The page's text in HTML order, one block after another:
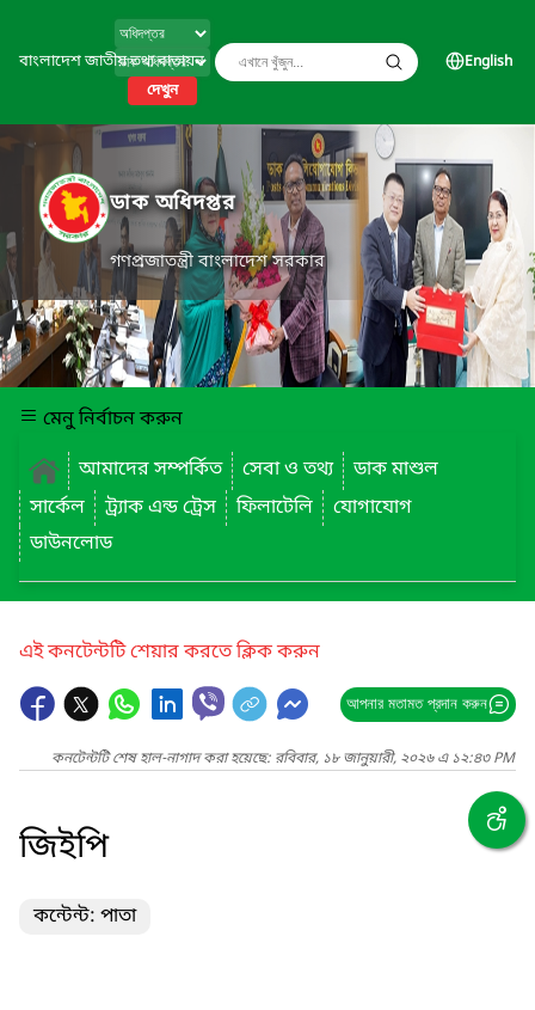
বাংলাদেশ জাতীয় তথ্য বাতায়ন
দেখুন
English
ডাক অধিদপ্তর
গণপ্রজাতন্ত্রী বাংলাদেশ সরকার
মেনু নির্বাচন করুন
আমাদের সম্পর্কিত
সেবা ও তথ্য
ডাক মাশুল
সার্কেল
ট্র্যাক এন্ড ট্রেস ফিলাটেলি
যোগাযোগ
ডাউনলোড
এই কনটেন্টটি শেয়ার করতে ক্লিক করুন
আপনার মতামত প্রদান করুন
কনটেন্টটি শেষ হাল-নাগাদ করা হয়েছে: রবিবার, ১৮ জানুয়ারী, ২০২৬ এ ১২:৪৩ PM
জিইপি
কন্টেন্ট: পাতা